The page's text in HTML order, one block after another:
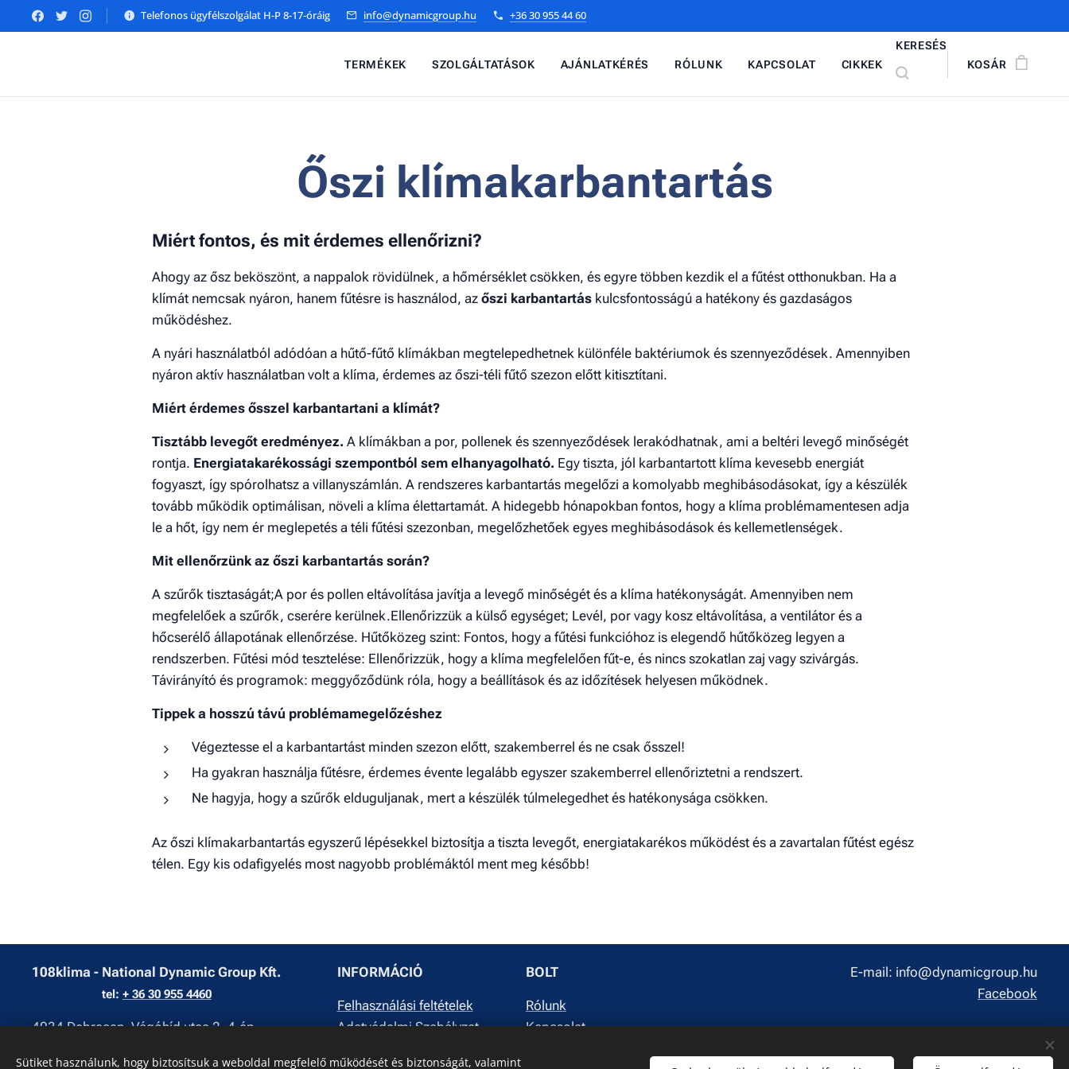
Telefonos ügyfélszolgálat H-P 8-17-óráig info@dynamicgroup.hu +36 30 955 44 60
TERMÉKEK SZOLGÁLTATÁSOK AJÁNLATKÉRÉS RÓLUNK KAPCSOLAT CIKKEK
KERESÉS
KOSÁR
Őszi klímakarbantartás
Miért fontos, és mit érdemes ellenőrizni?
Ahogy az ősz beköszönt, a nappalok rövidülnek, a hőmérséklet csökken, és egyre többen kezdik el a fűtést otthonukban. Ha a
klímát nemcsak nyáron, hanem fűtésre is használod, az őszi karbantartáskulcsfontosságú a hatékony és gazdaságos
működéshez.
A nyári használatból adódóan a hűtő-fűtő klímákban megtelepedhetnek különféle baktériumok és szennyeződések. Amennyiben
nyáron aktív használatban volt a klíma, érdemes az őszi-téli fűtő szezon előtt kitisztítani.
Miért érdemes ősszel karbantartani a klímát?
Tisztább levegőt eredményez. A klímákban a por, pollenek és szennyeződések lerakódhatnak, ami a beltéri levegő minőségét
rontja. Energiatakarékossági szempontból sem elhanyagolható. Egy tiszta, jól karbantartott klíma kevesebb energiát
fogyaszt, így spórolhatsz a villanyszámlán. A rendszeres karbantartás megelőzi a komolyabb meghibásodásokat, így a készülék
tovább működik optimálisan, növeli a klíma élettartamát. A hidegebb hónapokban fontos, hogy a klíma problémamentesen adja
le a hőt, így nem ér meglepetés a téli fűtési szezonban, megelőzhetőek egyes meghibásodások és kellemetlenségek.
Mit ellenőrzünk az őszi karbantartás során?
A szűrők tisztaságát;A por és pollen eltávolítása javítja a levegő minőségét és a klíma hatékonyságát. Amennyiben nem
megfelelőek a szűrők, cserére kerülnek.Ellenőrizzük a külső egységet; Levél, por vagy kosz eltávolítása, a ventilátor és a
hőcserélő állapotának ellenőrzése. Hűtőközeg szint: Fontos, hogy a fűtési funkcióhoz is elegendő hűtőközeg legyen a
rendszerben. Fűtési mód tesztelése: Ellenőrizzük, hogy a klíma megfelelően fűt-e, és nincs szokatlan zaj vagy szivárgás.
Távirányító és programok: meggyőződünk róla, hogy a beállítások és az időzítések helyesen működnek.
Tippek a hosszú távú problémamegelőzéshez
Végeztesse el a karbantartást minden szezon előtt, szakemberrel és ne csak ősszel!
Ha gyakran használja fűtésre, érdemes évente legalább egyszer szakemberrel ellenőriztetni a rendszert.
Ne hagyja, hogy a szűrők elduguljanak, mert a készülék túlmelegedhet és hatékonysága csökken.
Az őszi klímakarbantartás egyszerű lépésekkel biztosítja a tiszta levegőt, energiatakarékos működést és a zavartalan fűtést egész
télen. Egy kis odafigyelés most nagyobb problémáktól ment meg később!
108klima - National Dynamic Group Kft.
tel: + 36 30 955 4460
4034 Debrecen, Vágóhíd utca 2. 4.ép
INFORMÁCIÓ
Felhasználási feltételek
Adatvédelmi Szabályzat
BOLT
Rólunk
Kapcsolat
E-mail: info@dynamicgroup.hu
Facebook
Sütiket használunk, hogy biztosítsuk a weboldal megfelelő működését és biztonságát, valamint